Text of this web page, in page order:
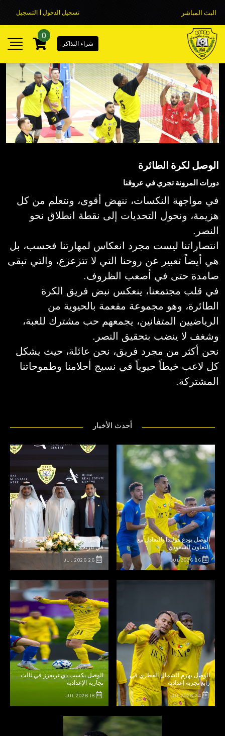
البث المباشر تسجيل الدخول | التسجيل
شراء التذاكر
0
الوصل لكرة الطائرة
دورات المرونة تجري في عروقنا
في مواجهة النكسات، ننهض أقوى، ونتعلم من كل
هزيمة، ونحول التحديات إلى نقطة انطلاق نحو
النصر.
انتصاراتنا ليست مجرد انعكاس لمهارتنا فحسب، بل
هي أيضاً تعبير عن روحنا التي لا تتزعزع، والتي تبقى
صامدة حتى في أصعب الظروف.
في قلب مجتمعنا، ينعكس نبض فريق الكرة
الطائرة، وهو مجموعة مفعمة بالحيوية من
الرياضيين المتفانين، يجمعهم حب مشترك للعبة،
وشغف لا ينضب بتحقيق النصر.
نحن أكثر من مجرد فريق، نحن عائلة، حيث يشكل
كل لاعب خيطاً حيوياً في نسيج أحلامنا وطموحاتنا
المشتركة.
أحدث الأخبار
الوصل يودع هولندا بالتعادل مع
التعاون السعودي
26 JUL 2026
الوصل يعلن عن أكبر منظومة رعاية
في تاريخه
الوصل يهزم الشمال القطري في
رابع تجربة إعدادية
24 JUL 2026
الوصل يكسب دي تريفرز في ثالث
تجاربه الإعدادية